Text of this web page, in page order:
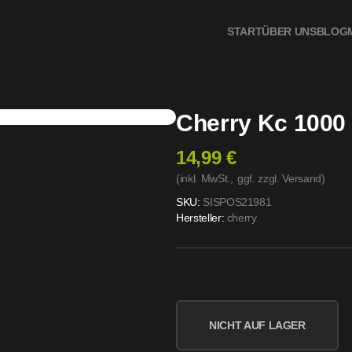
STARTÜBER UNSBLOG
Cherry Kc 1000
14,99 €
(inkl. MwSt., ggf. zzgl. Versand)
SKU: SISPOS21981
Hersteller: cherry
NICHT AUF LAGER